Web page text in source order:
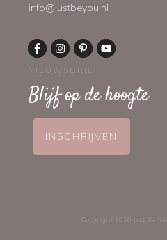
info@justbeyou.nl
NIEUWSBRIEF
Blijf op de hoogte
INSCHRIJVEN
Copyright 2026 Just Be You